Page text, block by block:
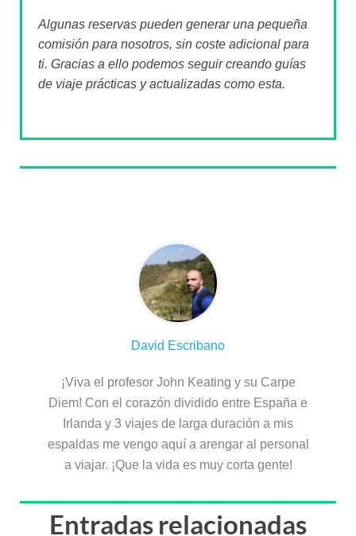
Algunas reservas pueden generar una pequeña
comisión para nosotros, sin coste adicional para
ti. Gracias a ello podemos seguir creando guías
de viaje prácticas y actualizadas como esta.
David Escribano
¡Viva el profesor John Keating y su Carpe
Diem! Con el corazón dividido entre España e
Irlanda y 3 viajes de larga duración a mis
espaldas me vengo aquí a arengar al personal
a viajar. ¡Que la vida es muy corta gente!
Entradas relacionadas